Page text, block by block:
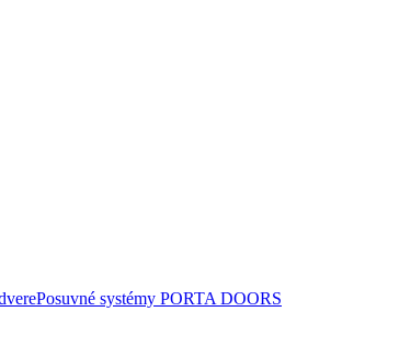
Posuvné systémy PORTA DOORS